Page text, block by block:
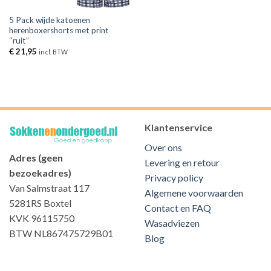
5 Pack wijde katoenen
herenboxershorts met print
“ruit”
€21,95 incl. BTW
Adres (geen
bezoekadres)
Van Salmstraat 117
5281RS Boxtel
KVK 96115750
BTW NL867475729B01
Klantenservice
Over ons
Levering en retour
Privacy policy
Algemene voorwaarden
Contact en FAQ
Wasadviezen
Blog